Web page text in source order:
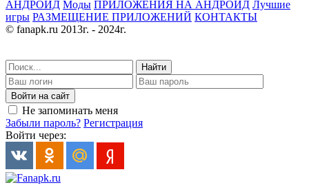
АНДРОИД Моды ПРИЛОЖЕНИЯ НА АНДРОИД Лучшие
игры РАЗМЕЩЕНИЕ ПРИЛОЖЕНИЙ КОНТАКТЫ
© fanapk.ru 2013г. - 2024г.
Найти
Войти на сайт
Не запоминать меня
Забыли пароль? Регистрация
Войти через: